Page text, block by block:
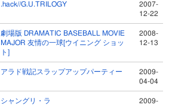
.hack//G.U.TRILOGY
2007-
12-22
劇場版 DRAMATIC BASEBALL MOVIE
MAJOR 友情の一球[ウイニング ショッ
ト]
2008-
12-13
アラド戦記スラップアップパーティー
2009-
04-04
シャングリ・ラ
2009-